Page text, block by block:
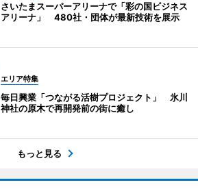
さいたまスーパーアリーナで「彩の国ビジネス
アリーナ」 480社・団体が最新技術を展示
エリア特集
毎日興業「つながる活樹プロジェクト」 氷川
神社の原木で再開発前の街に癒し
もっと見る